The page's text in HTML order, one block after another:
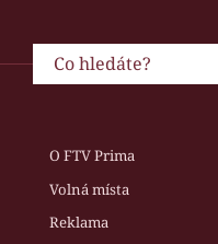
O FTV Prima
Volná místa
Reklama